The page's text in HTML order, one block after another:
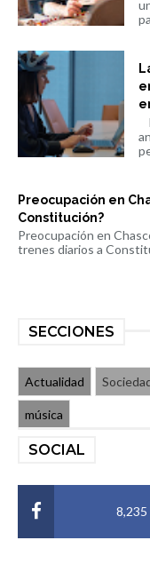
Preocupación en
Constitución?
Preocupación en
trenes diarios a
SECCIONES
Actualidad
música
SOCIAL
8,235